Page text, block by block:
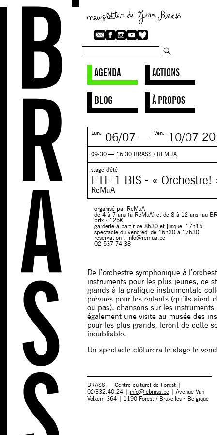
AGENDA ACTIONS
BLOG À PROPOS
Lun. 06/07 — Ven. 10/07
09:30 — 16:30 BRASS / REMUA
stage d'été
ETE 1 BIS - « Orchestre!
ReMuA
organisé par ReMuA
de 4 à 7 ans (à ReMuA) et de 8 à 12 ans (au
prix : 125€
garderie à partir de 8h30 et jusque 17h15
spectacle du vendredi de 16h30 à 17h30
réservation : info@remua.be
02 537 74 38
De l’orchestre symphonique à
instruments pour les plus jeunes, ce
grands à la pratique instrumentale
prévues pour les enfants (qu’ils aient
ou pas), chansons sur les
également une visite au musée des
pour les plus grands, feront de cette
inoubliable.
Un spectacle clôturera le stage le
BRASS — Centre culturel de Forest |
02/332.40.24 | info@lebrass.be| Avenue Van
Volxem 364 | 1190 Forest / Bruxelles · Belgique